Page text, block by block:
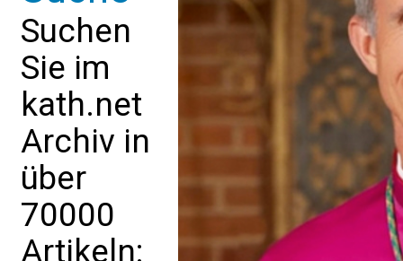
Suchen
Sie im
kath.net
Archiv in
über
70000
Artikeln: